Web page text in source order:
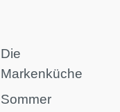
Die
Markenküche
Sommer